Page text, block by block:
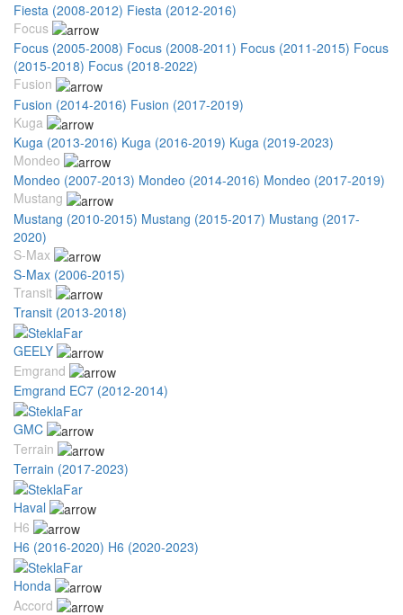
Fiesta (2008-2012) Fiesta (2012-2016)
Focus
Focus (2005-2008) Focus (2008-2011) Focus (2011-2015) Focus
(2015-2018) Focus (2018-2022)
Fusion
Fusion (2014-2016) Fusion (2017-2019)
Kuga
Kuga (2013-2016) Kuga (2016-2019) Kuga (2019-2023)
Mondeo
Mondeo (2007-2013) Mondeo (2014-2016) Mondeo (2017-2019)
Mustang
Mustang (2010-2015) Mustang (2015-2017) Mustang (2017-
2020)
S-Max
S-Max (2006-2015)
Transit
Transit (2013-2018)
GEELY
Emgrand
Emgrand EC7 (2012-2014)
GMC
Terrain
Terrain (2017-2023)
Haval
H6
H6 (2016-2020) H6 (2020-2023)
Honda
Accord